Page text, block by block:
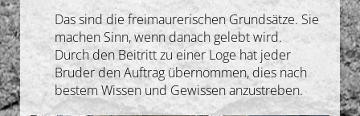
Gedanken
Deutsch
Das sind die freimaurerischen Grundsätze. Sie
machen Sinn, wenn danach gelebt wird.
Durch den Beitritt zu einer Loge hat jeder
Bruder den Auftrag übernommen, dies nach
bestem Wissen und Gewissen anzustreben.